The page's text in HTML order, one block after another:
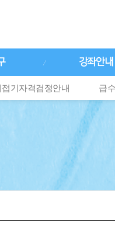
강좌안내
접기자격검정안내 급